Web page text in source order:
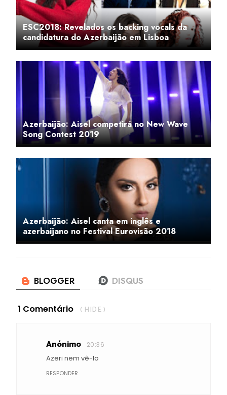
ESC2018: Revelados os backing vocals da
candidatura do Azerbaijão em Lisboa
Azerbaijão: Aisel competirá no New Wave
Song Contest 2019
Azerbaijão: Aisel canta em inglês e
azerbaijano no Festival Eurovisão 2018
1 Comentário ( HIDE )
Anónimo 20:36
Azeri nem vê-lo
RESPONDER